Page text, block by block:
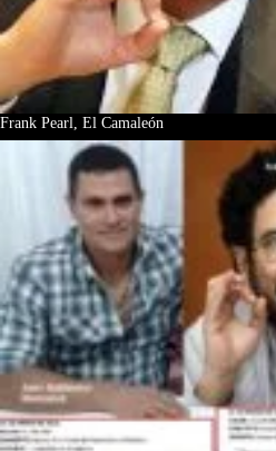
Frank Pearl, El Camaleón